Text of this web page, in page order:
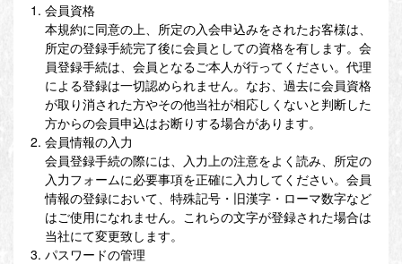
会員資格
本規約に同意の上、所定の入会申込みをされたお客様は、
所定の登録手続完了後に会員としての資格を有します。会
員登録手続は、会員となるご本人が行ってください。代理
による登録は一切認められません。なお、過去に会員資格
が取り消された方やその他当社が相応しくないと判断した
方からの会員申込はお断りする場合があります。
会員情報の入力
会員登録手続の際には、入力上の注意をよく読み、所定の
入力フォームに必要事項を正確に入力してください。会員
情報の登録において、特殊記号・旧漢字・ローマ数字など
はご使用になれません。これらの文字が登録された場合は
当社にて変更致します。
パスワードの管理